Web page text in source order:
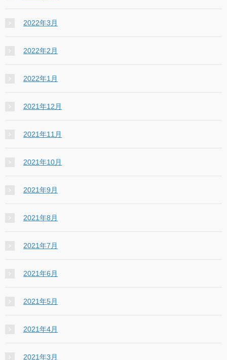
2022年3月
2022年2月
2022年1月
2021年12月
2021年11月
2021年10月
2021年9月
2021年8月
2021年7月
2021年6月
2021年5月
2021年4月
2021年3月